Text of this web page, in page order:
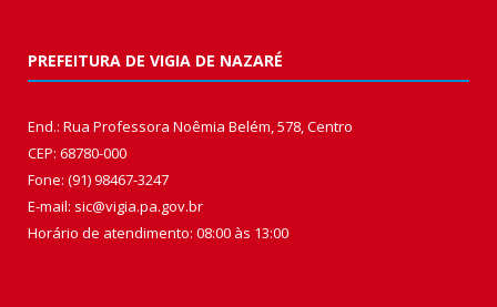
PREFEITURA DE VIGIA DE NAZARÉ
End.: Rua Professora Noêmia Belém, 578, Centro
CEP: 68780-000
Fone: (91) 98467-3247
E-mail: sic@vigia.pa.gov.br
Horário de atendimento: 08:00 às 13:00